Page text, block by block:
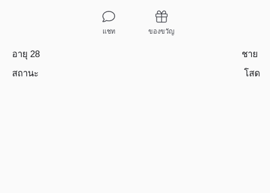
แชท ของขวัญ
อายุ 28
ชาย
สถานะ
โสด